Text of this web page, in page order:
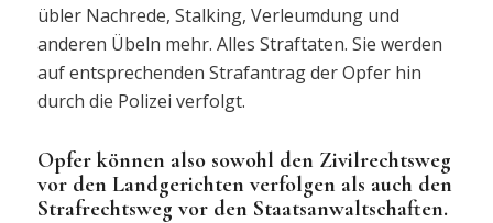
übler Nachrede, Stalking, Verleumdung und
anderen Übeln mehr. Alles Straftaten. Sie werden
auf entsprechenden Strafantrag der Opfer hin
durch die Polizei verfolgt.
Opfer können also sowohl den Zivilrechtsweg
vor den Landgerichten verfolgen als auch den
Strafrechtsweg vor den Staatsanwaltschaften.